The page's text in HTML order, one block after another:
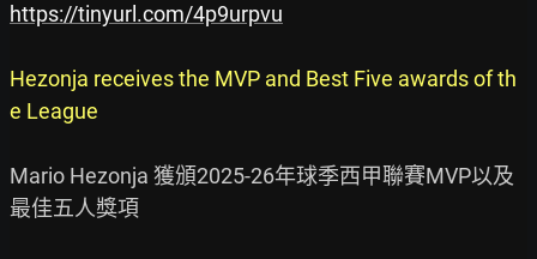
https://tinyurl.com/4p9urpvu
Hezonja receives the MVP and Best Five awards of th
e League
Mario Hezonja 獲頒2025-26年球季西甲聯賽MVP以及
最佳五人獎項